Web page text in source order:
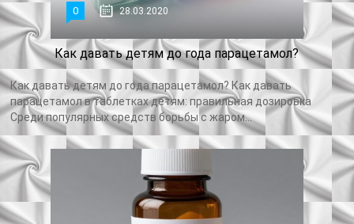
0 28.03.2020
Как давать детям до года парацетамол?
Как давать детям до года парацетамол? Как давать
парацетамол в таблетках детям: правильная дозировка
Среди популярных средств борьбы с жаром...